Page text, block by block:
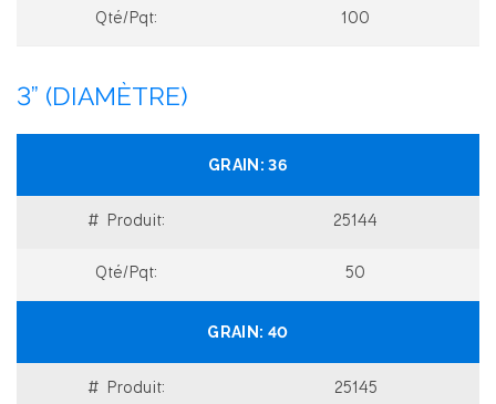
100
3” (DIAMÈTRE)
36
25144
50
40
25145